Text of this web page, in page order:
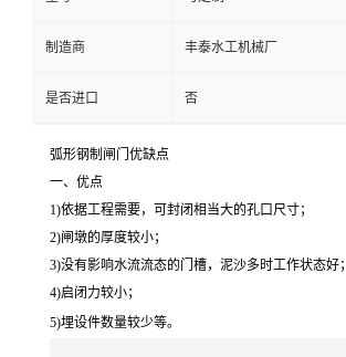
制造商 丰泰水工机械厂
是否进口 否
弧形钢制闸门优缺点
一、优点
1)依据工程需要，可封闭相当大的孔口尺寸；
2)闸墩的厚度较小；
3)没有影响水流流态的门槽，泥沙多时工作状态好；
4)启闭力较小；
5)埋设件数量较少等。